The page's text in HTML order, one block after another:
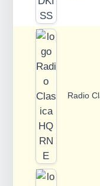
Radio